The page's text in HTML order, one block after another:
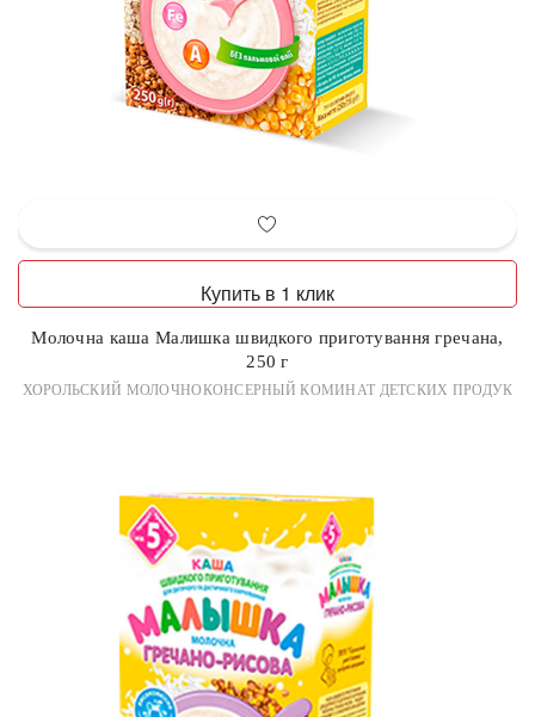
Купить в 1 клик
Молочна каша Малишка швидкого приготування гречана,
250 г
ХОРОЛЬСКИЙ МОЛОЧНОКОНСЕРНЫЙ КОМИНАТ ДЕТСКИХ ПРОДУК